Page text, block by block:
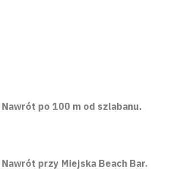
po 100 m od szlabanu.
przy Miejska Beach Bar.